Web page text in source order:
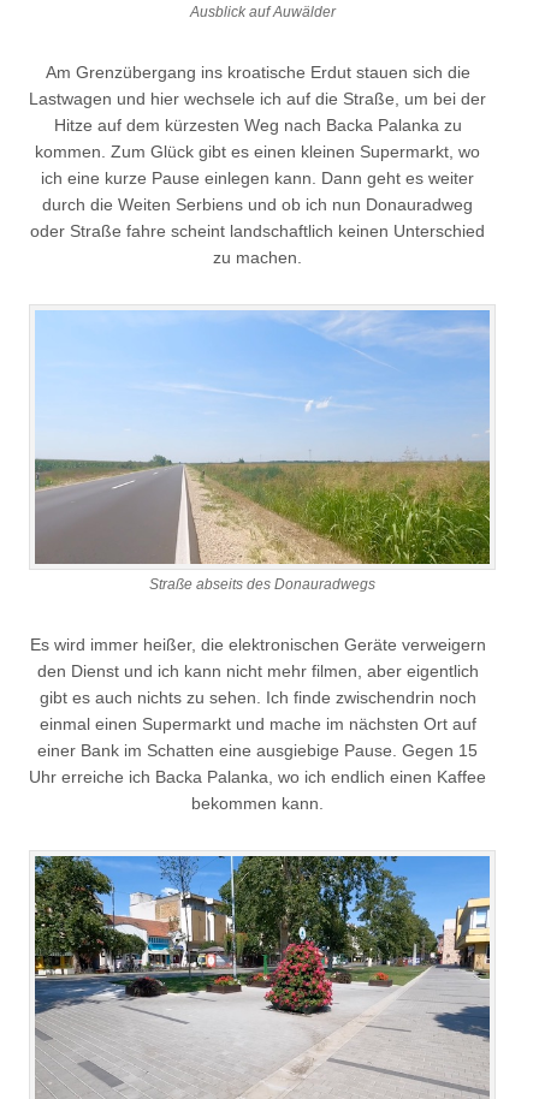
Ausblick auf Auwälder
Am Grenzübergang ins kroatische Erdut stauen sich die
Lastwagen und hier wechsele ich auf die Straße, um bei der
Hitze auf dem kürzesten Weg nach Backa Palanka zu
kommen. Zum Glück gibt es einen kleinen Supermarkt, wo
ich eine kurze Pause einlegen kann. Dann geht es weiter
durch die Weiten Serbiens und ob ich nun Donauradweg
oder Straße fahre scheint landschaftlich keinen Unterschied
zu machen.
Straße abseits des Donauradwegs
Es wird immer heißer, die elektronischen Geräte verweigern
den Dienst und ich kann nicht mehr filmen, aber eigentlich
gibt es auch nichts zu sehen. Ich finde zwischendrin noch
einmal einen Supermarkt und mache im nächsten Ort auf
einer Bank im Schatten eine ausgiebige Pause. Gegen 15
Uhr erreiche ich Backa Palanka, wo ich endlich einen Kaffee
bekommen kann.